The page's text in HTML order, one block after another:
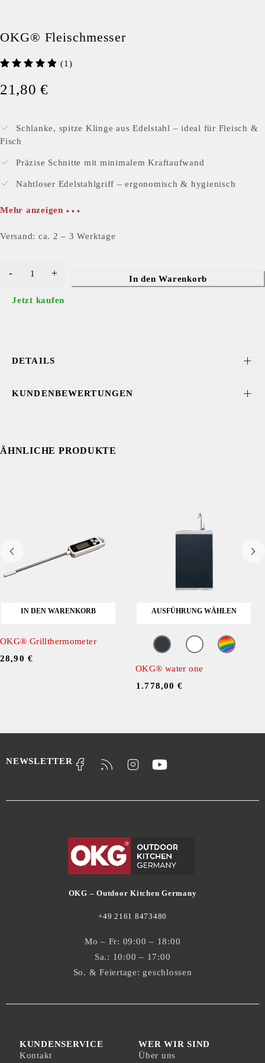
OKG® Fleischmesser
(1)
Schlanke, spitze Klinge aus Edelstahl – ideal für Fleisch &
Fisch
Präzise Schnitte mit minimalem Kraftaufwand
Nahtloser Edelstahlgriff – ergonomisch & hygienisch
Mehr anzeigen
Versand: ca. 2 – 3 Werktage
21,80 €
In den Warenkorb
Jetzt kaufen
DETAILS
KUNDENBEWERTUNGEN
ÄHNLICHE PRODUKTE
IN DEN WARENKORB
OKG® Grillthermometer
28,90 €
AUSFÜHRUNG WÄHLEN
OKG® water one
1.778,00€
OKG – Outdoor Kitchen Germany
+49 2161 8473480
Mo – Fr: 09:00 – 18:00
Sa.: 10:00 – 17:00
So. & Feiertage: geschlossen
WER WIR SIND
Über uns
KUNDENSERVICE
Kontakt
NEWSLETTER